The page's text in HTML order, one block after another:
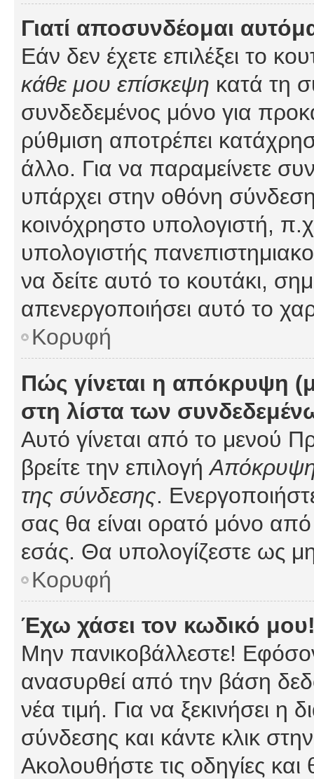
Γιατί αποσυνδέομαι
Εάν δεν έχετε επιλέξει το
κάθε μου επίσκεψη κατά τη
συνδεδεμένος μόνο για
ρύθμιση αποτρέπει
άλλο. Για να παραμείνετε
υπάρχει στην οθόνη
κοινόχρηστο υπολογιστή,
υπολογιστής
να δείτε αυτό το κουτάκι,
απενεργοποιήσει αυτό το
Κορυφή
Πώς γίνεται η απόκρυψη
στη λίστα των
Αυτό γίνεται από το μενού
βρείτε την επιλογήΑπόκρυψη
της σύνδεσης.
σας θα είναι ορατό μόνο από
εσάς. Θα υπολογίζεστε ως
Κορυφή
Έχω χάσει τον κωδικό
Μην πανικοβάλλεστε!
ανασυρθεί από την βάση
νέα τιμή. Για να ξεκινήσει η
σύνδεσης και κάντε κλικ
Ακολουθήστε τις οδηγίες